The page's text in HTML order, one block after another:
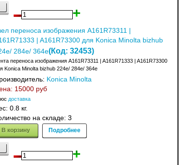
переноса изображения A161R73311 |
| A161R73300 для Konica Minolta bizhub
284e/ 364e(Код: 32453)
переноса изображения A161R73311 | A161R71333 | A161R73300
Konica Minolta bizhub 224e/ 284e/ 364e
Konica Minolta
15000 руб
доставка
0.8 кг.
на складе: 3
В корзину Подробнее